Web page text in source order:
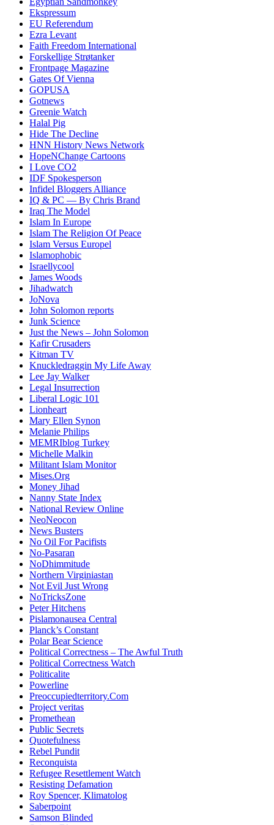
Ekspressum
EU Referendum
Ezra Levant
Faith Freedom International
Forskellige Strøtanker
Frontpage Magazine
Gates Of Vienna
GOPUSA
Gotnews
Greenie Watch
Halal Pig
Hide The Decline
HNN History News Network
HopeNChange Cartoons
I Love CO2
IDF Spokesperson
Infidel Bloggers Alliance
IQ & PC — By Chris Brand
Iraq The Model
Islam In Europe
Islam The Religion Of Peace
Islam Versus Europel
Islamophobic
Israellycool
James Woods
Jihadwatch
JoNova
John Solomon reports
Junk Science
Just the News – John Solomon
Kafir Crusaders
Kitman TV
Knuckledraggin My Life Away
Lee Jay Walker
Legal Insurrection
Liberal Logic 101
Lionheart
Mary Ellen Synon
Melanie Philips
MEMRIblog Turkey
Michelle Malkin
Militant Islam Monitor
Mises.Org
Money Jihad
Nanny State Index
National Review Online
NeoNeocon
News Busters
No Oil For Pacifists
No-Pasaran
NoDhimmitude
Northern Virginiastan
Not Evil Just Wrong
NoTricksZone
Peter Hitchens
Pislamonausea Central
Planck’s Constant
Polar Bear Science
Political Correctness – The Awful Truth
Political Correctness Watch
Politicalite
Powerline
Preoccupiedterritory.Com
Project veritas
Promethean
Public Secrets
Quotefulness
Rebel Pundit
Reconquista
Refugee Resettlement Watch
Resisting Defamation
Roy Spencer, Klimatolog
Saberpoint
Samson Blinded